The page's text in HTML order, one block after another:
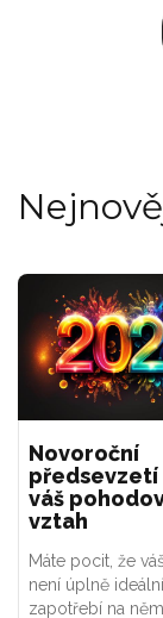
Novoroční
předsevzetí
váš
vztah
Máte pocit, že
není úplně
zapotřebí na